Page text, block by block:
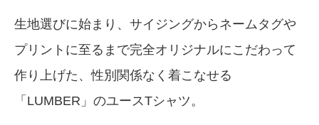
生地選びに始まり、サイジングからネームタグや
プリントに至るまで完全オリジナルにこだわって
作り上げた、性別関係なく着こなせる
「LUMBER」のユースTシャツ。